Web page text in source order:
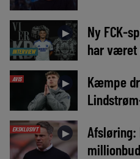
INTERVIEW
►
Ny FCK-
har
AVIS ►
Kæmpe
EKSKLUSIVT ►
Afsløring:
millionbud